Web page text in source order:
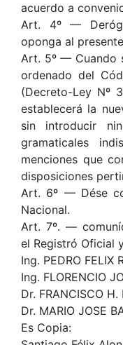
acuerdo a
Art. 4º —
oponga al
Art. 5º — Cuando
ordenado del
(Decreto-Ley Nº
establecerá la
sin introducir
gramaticales
menciones que
disposiciones
Art. 6º — Dése
Nacional.
Art. 7º. —
el Registró Oficial
Ing. PEDRO FELIX
Ing. FLORENCIO
Dr. FRANCISCO H.
Dr. MARIO JOSE
Es Copia: